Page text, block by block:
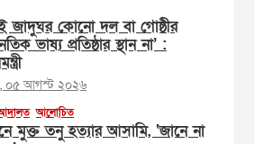
জাদুঘর কোনো দল বা গোষ্ঠীর
ভাষ্য প্রতিষ্ঠার স্থান না’ :
০৫ আগস্ট ২০২৬
আলোচিত
মুক্ত তনু হত্যার আসামি, ‘জানে না